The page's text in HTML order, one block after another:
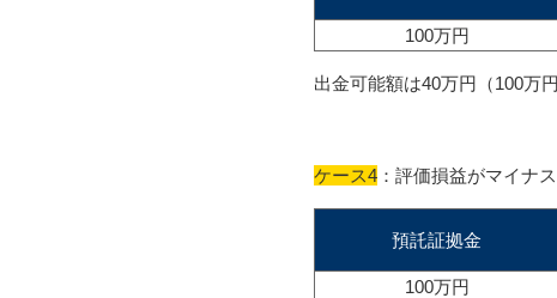
100万円
出金可能額は40万円（100万
ケース4 ：評価損益がマイナス
預託証拠金
100万円